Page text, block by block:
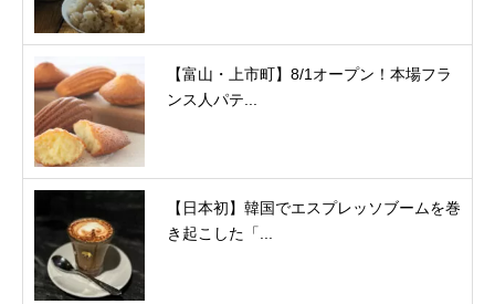
【富山・上市町】8/1オープン！本場フラ
ンス人パテ...
【日本初】韓国でエスプレッソブームを巻
き起こした「...